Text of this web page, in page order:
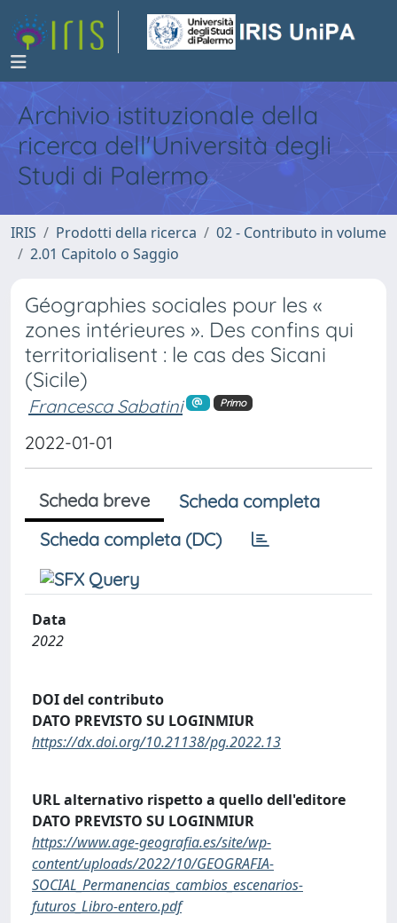
Archivio istituzionale della
ricerca dell'Università degli
Studi di Palermo
IRIS Prodotti della ricerca
02 - Contributo in volume
2.01 Capitolo o Saggio
Géographies sociales pour les «
zones intérieures ». Des confins qui
territorialisent : le cas des Sicani
(Sicile)
Francesca Sabatini Primo
2022-01-01
Scheda breve
Scheda completa
Scheda completa (DC)
Data
2022
DOI del contributo
DATO PREVISTO SU LOGINMIUR
https://dx.doi.org/10.21138/pg.2022.13
URL alternativo rispetto a quello dell'editore
DATO PREVISTO SU LOGINMIUR
https://www.age-geografia.es/site/wp-
content/uploads/2022/10/GEOGRAFIA-
SOCIAL_Permanencias_cambios_escenarios-
futuros_Libro-entero.pdf